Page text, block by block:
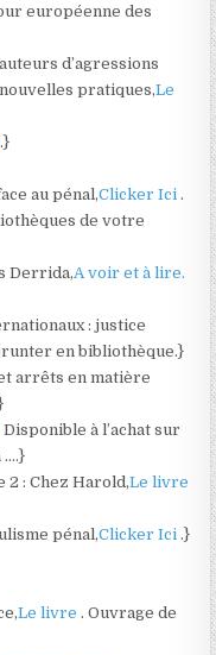
européenne des
d’agressions
pratiques,Le
.}
au pénal,Clicker Ici.
de votre
Derrida,A voir et à lire.
: justice
en bibliothèque.}
arrêts en matière
Disponible à l’achat sur
….}
2 : Chez Harold,Le livre
pénal,Clicker Ici.}
Le livre. Ouvrage de